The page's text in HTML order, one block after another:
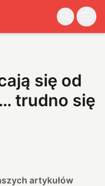
się od
trudno się
artykułów